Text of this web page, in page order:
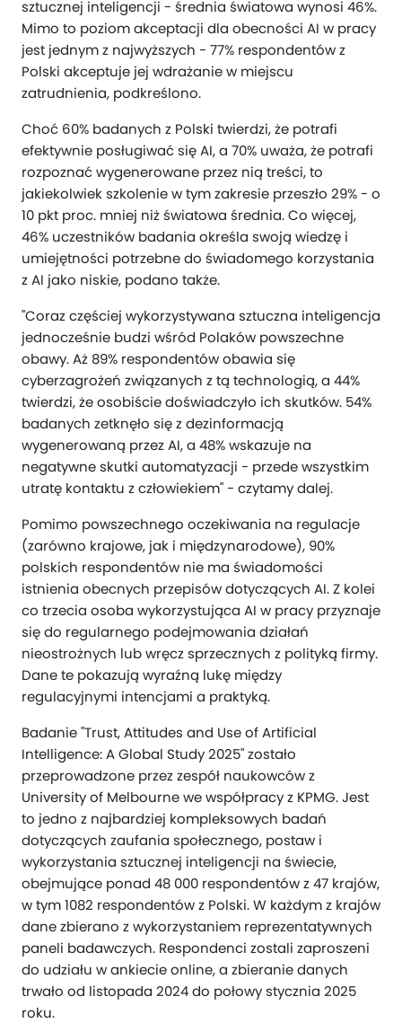
sztucznej inteligencji - średnia światowa wynosi 46%.
Mimo to poziom akceptacji dla obecności AI w pracy
jest jednym z najwyższych - 77% respondentów z
Polski akceptuje jej wdrażanie w miejscu
zatrudnienia, podkreślono.
Choć 60% badanych z Polski twierdzi, że potrafi
efektywnie posługiwać się AI, a 70% uważa, że potrafi
rozpoznać wygenerowane przez nią treści, to
jakiekolwiek szkolenie w tym zakresie przeszło 29% - o
10 pkt proc. mniej niż światowa średnia. Co więcej,
46% uczestników badania określa swoją wiedzę i
umiejętności potrzebne do świadomego korzystania
z AI jako niskie, podano także.
"Coraz częściej wykorzystywana sztuczna inteligencja
jednocześnie budzi wśród Polaków powszechne
obawy. Aż 89% respondentów obawia się
cyberzagrożeń związanych z tą technologią, a 44%
twierdzi, że osobiście doświadczyło ich skutków. 54%
badanych zetknęło się z dezinformacją
wygenerowaną przez AI, a 48% wskazuje na
negatywne skutki automatyzacji - przede wszystkim
utratę kontaktu z człowiekiem" - czytamy dalej.
Pomimo powszechnego oczekiwania na regulacje
(zarówno krajowe, jak i międzynarodowe), 90%
polskich respondentów nie ma świadomości
istnienia obecnych przepisów dotyczących AI. Z kolei
co trzecia osoba wykorzystująca AI w pracy przyznaje
się do regularnego podejmowania działań
nieostrożnych lub wręcz sprzecznych z polityką firmy.
Dane te pokazują wyraźną lukę między
regulacyjnymi intencjami a praktyką.
Badanie "Trust, Attitudes and Use of Artificial
Intelligence: A Global Study 2025" zostało
przeprowadzone przez zespół naukowców z
University of Melbourne we współpracy z KPMG. Jest
to jedno z najbardziej kompleksowych badań
dotyczących zaufania społecznego, postaw i
wykorzystania sztucznej inteligencji na świecie,
obejmujące ponad 48 000 respondentów z 47 krajów,
w tym 1082 respondentów z Polski. W każdym z krajów
dane zbierano z wykorzystaniem reprezentatywnych
paneli badawczych. Respondenci zostali zaproszeni
do udziału w ankiecie online, a zbieranie danych
trwało od listopada 2024 do połowy stycznia 2025
roku.